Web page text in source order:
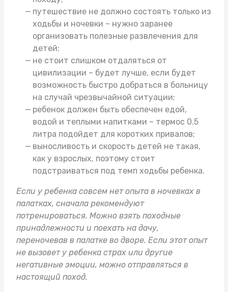
путешествие не должно состоять только из
ходьбы и ночевки – нужно заранее
организовать полезные развлечения для
детей;
не стоит слишком отдаляться от
цивилизации – будет лучше, если будет
возможность быстро добраться в больницу
на случай чрезвычайной ситуации;
ребенок должен быть обеспечен едой,
водой и теплыми напитками – термос 0.5
литра подойдет для коротких привалов;
выносливость и скорость детей не такая,
как у взрослых, поэтому стоит
подстраиваться под темп ходьбы ребенка.
Если у ребенка совсем нет опыта в ночевках в
палатках, сначала рекомендуют
потренироваться. Можно взять походные
принадлежности и поехать на дачу,
переночевав в палатке во дворе. Если этот опыт
не вызовет у ребенка страх или другие
негативные эмоции, можно отправляться в
настоящий поход.